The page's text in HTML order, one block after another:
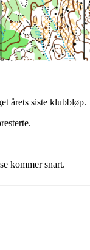
årets siste klubbløp.
kommer snart.